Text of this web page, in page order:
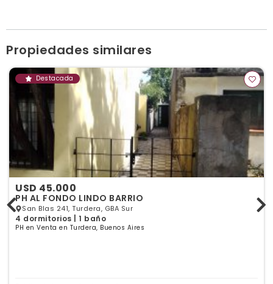
Ver publicaciones de la inmobiliaria
Propiedades similares
Destacada
USD 45.000
PH AL FONDO LINDO BARRIO
San Blas 241, Turdera, GBA Sur
4 dormitorios | 1 baño
PH en Venta en Turdera, Buenos Aires